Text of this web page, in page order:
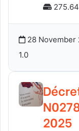
28 November
1.0
2025